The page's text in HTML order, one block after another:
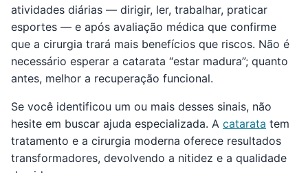
atividades diárias — dirigir, ler, trabalhar, praticar
esportes — e após avaliação médica que confirme
que a cirurgia trará mais benefícios que riscos. Não é
necessário esperar a catarata “estar madura”; quanto
antes, melhor a recuperação funcional.
Se você identificou um ou mais desses sinais, não
hesite em buscar ajuda especializada. A catarata tem
tratamento e a cirurgia moderna oferece resultados
transformadores, devolvendo a nitidez e a qualidade